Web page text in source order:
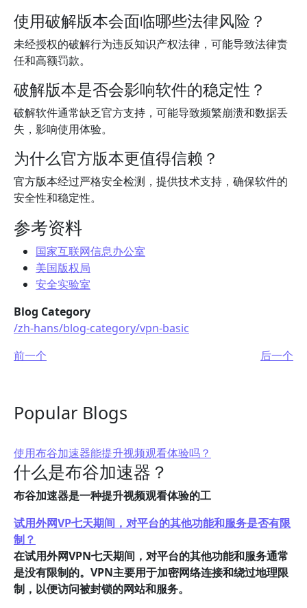
使用破解版本会面临哪些法律风险？
未经授权的破解行为违反知识产权法律，可能导致法律责
任和高额罚款。
破解版本是否会影响软件的稳定性？
破解软件通常缺乏官方支持，可能导致频繁崩溃和数据丢
失，影响使用体验。
为什么官方版本更值得信赖？
官方版本经过严格安全检测，提供技术支持，确保软件的
安全性和稳定性。
参考资料
国家互联网信息办公室
美国版权局
安全实验室
Blog Category
/zh-hans/blog-category/vpn-basic
前一个
后一个
Popular Blogs
使用布谷加速器能提升视频观看体验吗？
什么是布谷加速器？
布谷加速器是一种提升视频观看体验的工
试用外网VP七天期间，对平台的其他功能和服务是否有限
制？
在试用外网VPN七天期间，对平台的其他功能和服务通常
是没有限制的。VPN主要用于加密网络连接和绕过地理限
制，以便访问被封锁的网站和服务。